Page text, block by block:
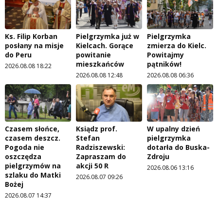
Ks. Filip Korban
posłany na misje
do Peru
2026.08.08 18:22
Pielgrzymka już w
Kielcach. Gorące
powitanie
mieszkańców
2026.08.08 12:48
Pielgrzymka
zmierza do Kielc.
Powitajmy
pątników!
2026.08.08 06:36
Czasem słońce,
czasem deszcz.
Pogoda nie
oszczędza
pielgrzymów na
szlaku do Matki
Bożej
2026.08.07 14:37
Ksiądz prof.
Stefan
Radziszewski:
Zapraszam do
akcji 50 R
2026.08.07 09:26
W upalny dzień
pielgrzymka
dotarła do Buska-
Zdroju
2026.08.06 13:16